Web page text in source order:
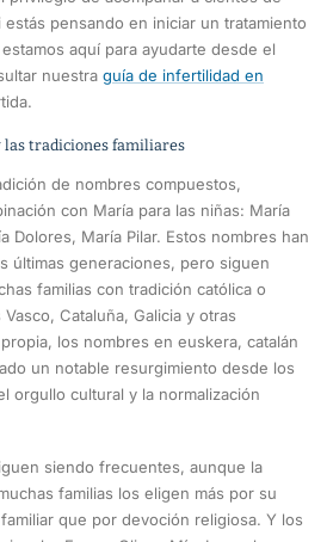
pensando en iniciar un tratamiento
aquí para ayudarte desde el
nuestra guía de infertilidad en
las tradiciones familiares
de nombres compuestos,
con María para las niñas: María
Dolores, María Pilar. Estos nombres han
últimas generaciones, pero siguen
familias con tradición católica o
Cataluña, Galicia y otras
los nombres en euskera, catalán
un notable resurgimiento desde los
orgullo cultural y la normalización
siendo frecuentes, aunque la
familias los eligen más por su
que por devoción religiosa. Y los